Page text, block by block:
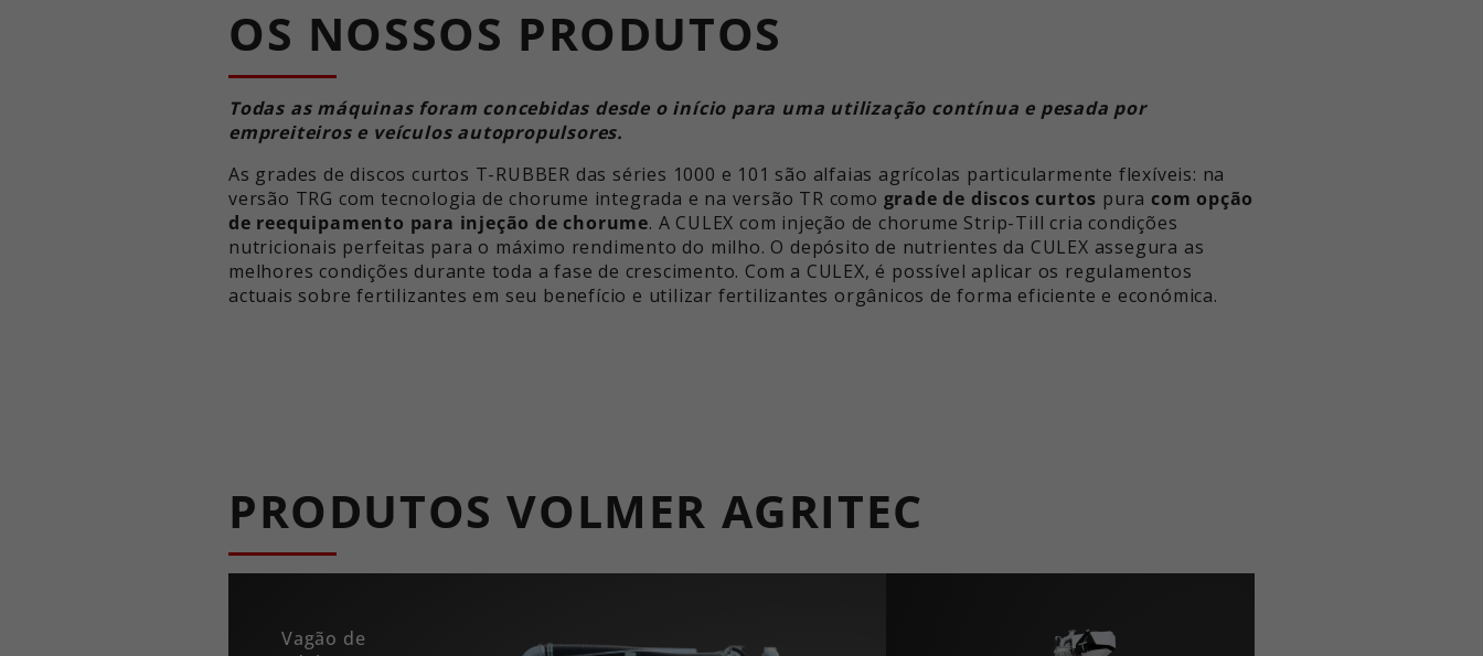
OS NOSSOS PRODUTOS
Todas as máquinas foram concebidas desde o início para uma utilização contínua e pesada por
empreiteiros e veículos autopropulsores.
As grades de discos curtos T-RUBBER das séries 1000 e 101 são alfaias agrícolas particularmente flexíveis: na
versão TRG com tecnologia de chorume integrada e na versão TR como grade de discos curtos puracom opção
de reequipamento para injeção de chorume. A CULEX com injeção de chorume Strip-Till cria condições
nutricionais perfeitas para o máximo rendimento do milho. O depósito de nutrientes da CULEX assegura as
melhores condições durante toda a fase de crescimento. Com a CULEX, é possível aplicar os regulamentos
actuais sobre fertilizantes em seu benefício e utilizar fertilizantes orgânicos de forma eficiente e económica.
PRODUTOS VOLMER AGRITEC
Vagão de